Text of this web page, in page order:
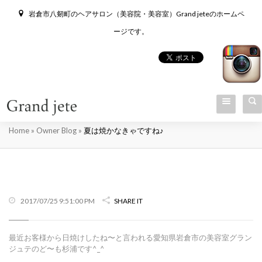
岩倉市八剱町のヘアサロン（美容院・美容室）Grand jeteのホームペ
ージです。
夏は焼かなきゃですね♪
Home » Owner Blog » 夏は焼かなきゃですね♪
2017/07/25 9:51:00 PM SHARE IT
最近お客様から日焼けしたね〜と言われる愛知県岩倉市の美容室グラン
ジュテのど〜も杉浦です^_^